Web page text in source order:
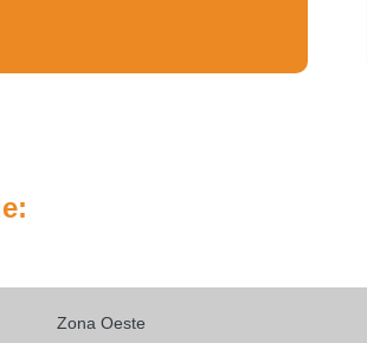
Salgados de Forno Revenda
Zona Oeste